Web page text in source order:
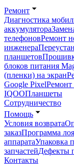
Ремонт
Диагностика
аккумулятора
телефоновРемонт
инженера
планшетов
блоков питания
(пленки) на экран
Google PixelРемонт
IQOOПланшеты
Сотрудничество
Помощь
Условия возврата
заказПрограмма
аппаратаУпаковка
запчастейДефекты
Контакты